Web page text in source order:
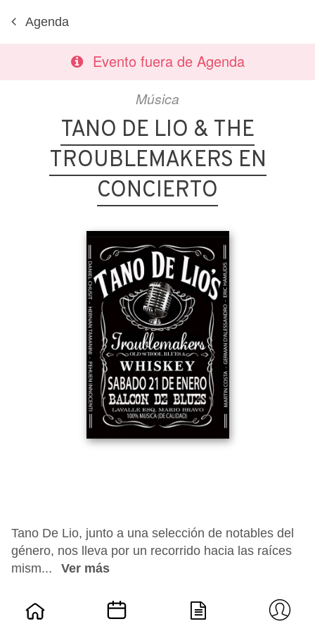
Agenda
Evento fuera de Agenda
Música
TANO DE LIO & THE
TROUBLEMAKERS EN
CONCIERTO
Tano De Lio, junto a una selección de notables del
género, nos lleva por un recorrido hacia las raíces
mism...
Ver más